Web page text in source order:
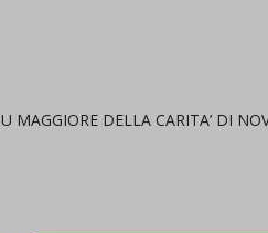
MAGGIORE DELLA CARITA’ DI